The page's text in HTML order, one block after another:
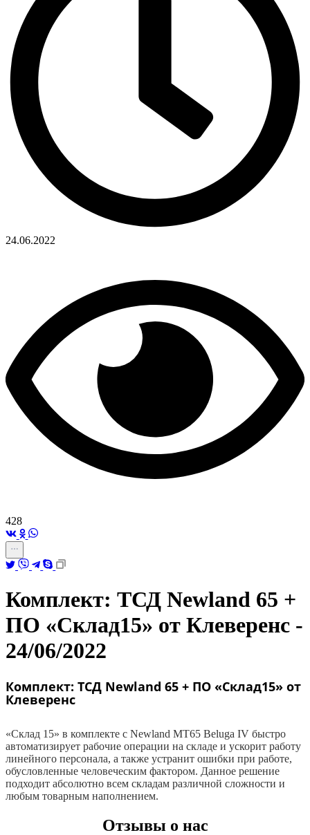
24.06.2022
428
Комплект: ТСД Newland 65 +
ПО «Склад15» от Клеверенс -
24/06/2022
Комплект: ТСД Newland 65 + ПО «Склад15» от
Клеверенс
«Склад 15» в комплекте с Newland MT65 Beluga IV быстро
автоматизирует рабочие операции на складе и ускорит работу
линейного персонала, а также устранит ошибки при работе,
обусловленные человеческим фактором. Данное решение
подходит абсолютно всем складам различной сложности и
любым товарным наполнением.
Отзывы о нас